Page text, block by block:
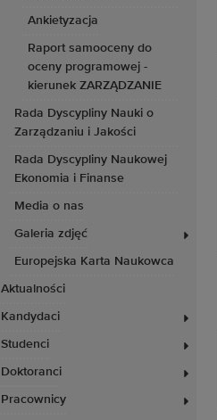
Ankietyzacja
Raport samooceny do
oceny programowej -
kierunek ZARZĄDZANIE
Rada Dyscypliny Nauki o
Zarządzaniu i Jakości
Rada Dyscypliny Naukowej
Ekonomia i Finanse
Media o nas
Galeria zdjęć
Europejska Karta Naukowca
Aktualności
Kandydaci
Studenci
Doktoranci
Pracownicy